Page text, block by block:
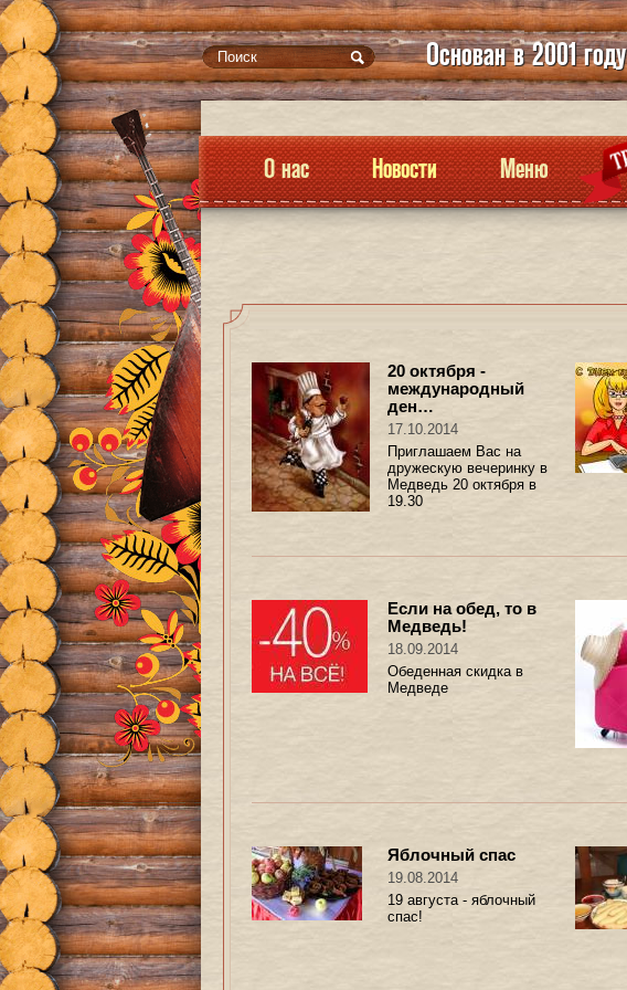
Основан в 2001 году
О нас Новости Меню
20 октября -
международный
ден…
17.10.2014
Приглашаем Вас на
дружескую вечеринку в
Медведь 20 октября в
19.30
Если на обед, то в
Медведь!
18.09.2014
Обеденная скидка в
Медведе
Яблочный спас
19.08.2014
19 августа - яблочный
спас!